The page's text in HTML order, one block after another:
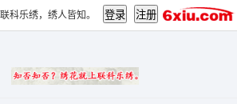
联科乐绣，绣人皆知。